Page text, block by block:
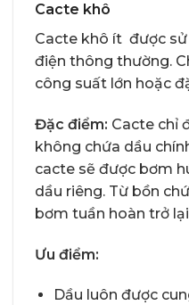
Cacte khô
Cacte khô ít được
điện thông thường.
công suất lớn hoặc
Đặc điểm: Cacte chỉ
không chứa dầu
cacte sẽ được bơm
dầu riêng. Từ bồn
bơm tuần hoàn trở
Ưu điểm:
Dầu luôn được